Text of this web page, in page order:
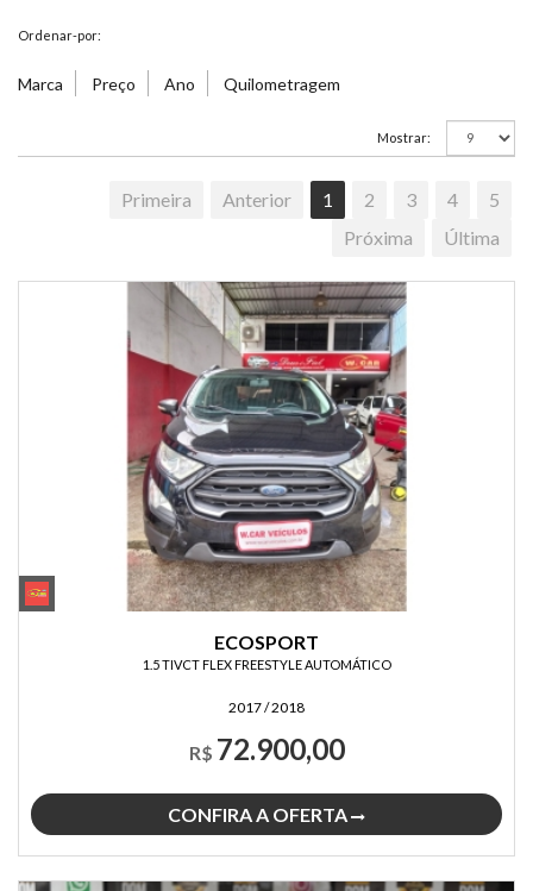
Ordenar-por:
Marca Preço Ano Quilometragem
Mostrar:
Primeira Anterior 1 2 3 4
5
Próxima
Última
ECOSPORT
1.5 TIVCT FLEX FREESTYLE AUTOMÁTICO
2017 / 2018
R$ 72.900,00
CONFIRA A OFERTA